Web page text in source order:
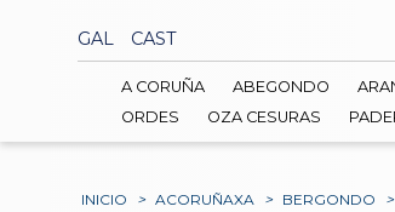
GAL CAST
A CORUÑA ABEGONDO
ORDES
OZA CESURAS
INICIO > ACORUÑAXA > BERGONDO >